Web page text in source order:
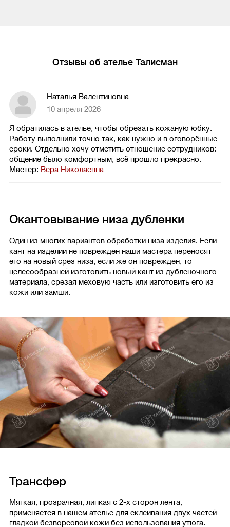
Отзывы об ателье Талисман
Наталья Валентиновна
10 апреля 2026
Я обратилась в ателье, чтобы обрезать кожаную юбку.
Работу выполнили точно так, как нужно и в оговорённые
сроки. Отдельно хочу отметить отношение сотрудников:
общение было комфортным, всё прошло прекрасно.
Мастер: Вера Николаевна
Окантовывание низа дубленки
Один из многих вариантов обработки низа изделия. Если
кант на изделии не поврежден наши мастера переносят
его на новый срез низа, если же он поврежден, то
целесообразней изготовить новый кант из дубленочного
материала, срезая меховую часть или изготовить его из
кожи или замши.
Трансфер
Мягкая, прозрачная, липкая с 2-х сторон лента,
применяется в нашем ателье для склеивания двух частей
гладкой безворсовой кожи без использования утюга.